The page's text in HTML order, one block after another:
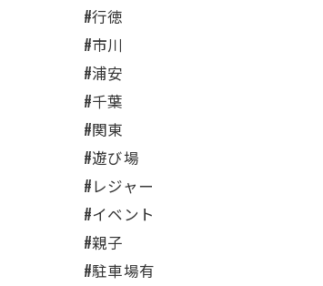
#行徳
#市川
#浦安
#千葉
#関東
#遊び場
#レジャー
#イベント
#親子
#駐車場有